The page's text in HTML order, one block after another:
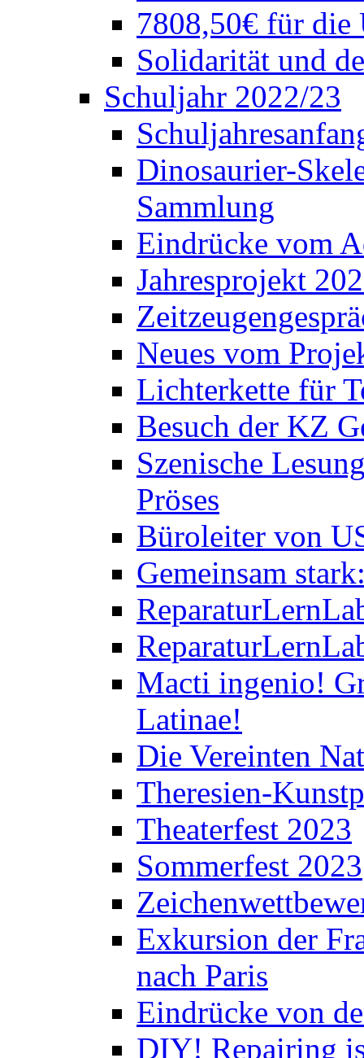
7808,50€ für die
Solidarität und
Schuljahr 2022/23
Dinosaurier-
Sammlung
Eindrücke vom
Jahresprojekt
Neues vom
Lichterkette für
Besuch der KZ
Szenische
Pröses
Büroleiter von
Gemeinsam
Macti ingenio!
Latinae!
Die Vereinten
Theresien-
Theaterfest 2023
Sommerfest 2023
Exkursion der
nach Paris
Eindrücke von
DIY! Repairing